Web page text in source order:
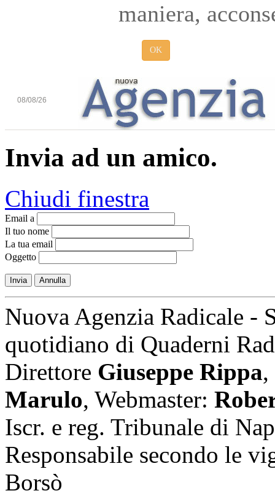
maniera,
OK
08/08/26
Invia ad un amico.
Chiudi finestra
Email a
Il tuo nome
La tua email
Oggetto
Invia Annulla
Nuova Agenzia Radicale -
quotidiano di Quaderni
Direttore Giuseppe Rippa,
Marulo, Webmaster:
Iscr. e reg. Tribunale di
Responsabile secondo le
Borsò